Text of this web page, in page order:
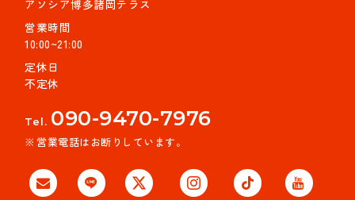
アソシア博多諸岡テラス
営業時間
10:00~21:00
定休日
不定休
Tel. 090-9470-7976
営業電話はお断りしています。